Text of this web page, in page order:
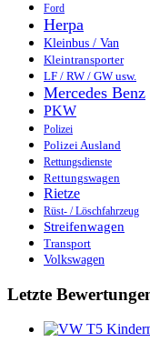
Ford
Herpa
Kleinbus / Van
Kleintransporter
LF / RW / GW usw.
Mercedes Benz
PKW
Polizei
Polizei Ausland
Rettungsdienste
Rettungswagen
Rietze
Rüst- / Löschfahrzeug
Streifenwagen
Transport
Volkswagen
Letzte